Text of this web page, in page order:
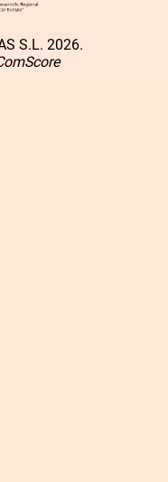
S.L. 2026.